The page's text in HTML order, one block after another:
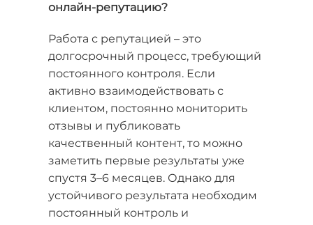
онлайн-репутацию?
Работа с репутацией – это
долгосрочный процесс, требующий
постоянного контроля. Если
активно взаимодействовать с
клиентом, постоянно мониторить
отзывы и публиковать
качественный контент, то можно
заметить первые результаты уже
спустя 3–6 месяцев. Однако для
устойчивого результата необходим
постоянный контроль и